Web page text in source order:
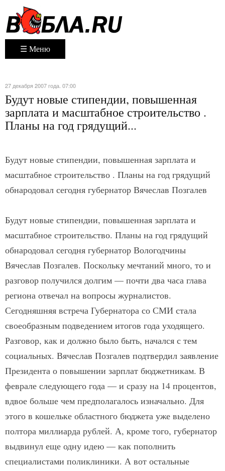
☰ Меню
27 декабря 2007 года. 07:00
Будут новые стипендии, повышенная
зарплата и масштабное строительство .
Планы на год грядущий...
Будут новые стипендии, повышенная зарплата и
масштабное строительство . Планы на год грядущий
обнародовал сегодня губернатор Вячеслав Позгалев
Будут новые стипендии, повышенная зарплата и
масштабное строительство. Планы на год грядущий
обнародовал сегодня губернатор Вологодчины
Вячеслав Позгалев. Поскольку мечтаний много, то и
разговор получился долгим — почти два часа глава
региона отвечал на вопросы журналистов.
Сегодняшняя встреча Губернатора со СМИ стала
своеобразным подведением итогов года уходящего.
Разговор, как и должно было быть, начался с тем
социальных. Вячеслав Позгалев подтвердил заявление
Президента о повышении зарплат бюджетникам. В
феврале следующего года — и сразу на 14 процентов,
вдвое больше чем предполагалось изначально. Для
этого в кошельке областного бюджета уже выделено
полтора миллиарда рублей. А, кроме того, губернатор
выдвинул еще одну идею — как пополнить
специалистами поликлиники. А вот остальные